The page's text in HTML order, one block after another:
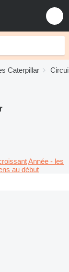
Caterpillar
Année - les
au début